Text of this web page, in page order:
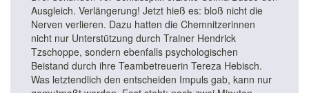
Ausgleich. Verlängerung! Jetzt hieß es: bloß nicht die
Nerven verlieren. Dazu hatten die Chemnitzerinnen
nicht nur Unterstützung durch Trainer Hendrick
Tzschoppe, sondern ebenfalls psychologischen
Beistand durch ihre Teambetreuerin Tereza Hebisch.
Was letztendlich den entscheiden Impuls gab, kann nur